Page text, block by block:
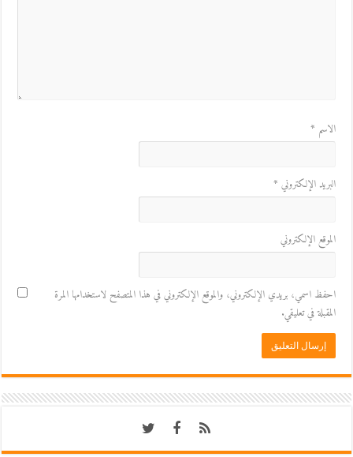
الاسم *
البريد الإلكتروني *
الموقع الإلكتروني
احفظ اسمي، بريدي الإلكتروني، والموقع الإلكتروني في هذا المتصفح لاستخدامها المرة
المقبلة في تعليقي.